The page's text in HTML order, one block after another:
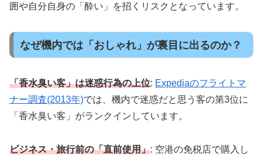
囲や自分自身の「酔い」を招くリスクとなっています。
なぜ機内では「おしゃれ」が裏目に出るのか？
「香水臭い客」は迷惑行為の上位: Expediaのフライトマ
ナー調査(2013年)では、機内で迷惑だと思う客の第3位に
「香水臭い客」がランクインしています。
ビジネス・旅行前の「直前使用」: 空港の免税店で購入し